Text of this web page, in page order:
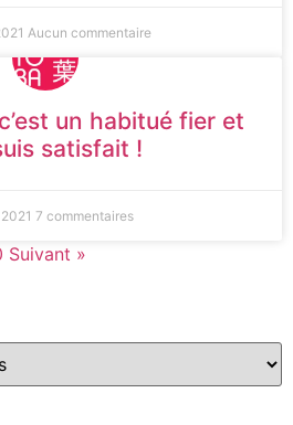
Aucun commentaire
un habitué fier et
satisfait !
7 commentaires
Suivant »